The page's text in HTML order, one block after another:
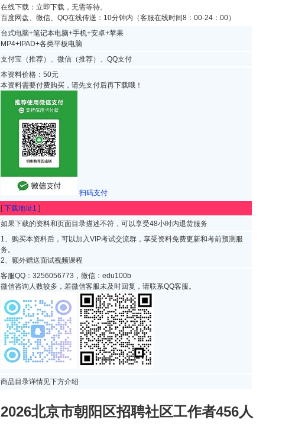
在线下载：立即下载，无需等待。
百度网盘、微信、QQ在线传送：10分钟内（客服在线时间8：00-24：00）
台式电脑+笔记本电脑+手机+安卓+苹果
MP4+IPAD+各类平板电脑
支付宝（推荐）、微信（推荐）、QQ支付
本资料价格：50元
本资料需要付费购买，请先支付后再下载哦！
扫码支付
[下载地址1 ]
如果下载的资料和页面目录描述不符，可以享受48小时内退货服务
1、购买本资料后，可以加入VIP考试交流群，享受资料免费更新和考前预测服
务。
2、额外赠送面试视频课程
客服QQ：3256056773，微信：edu100b
微信咨询人数较多，若微信客服未及时回复，请联系QQ客服。
商品目录详情见下方介绍
2026北京市朝阳区招聘社区工作者456人